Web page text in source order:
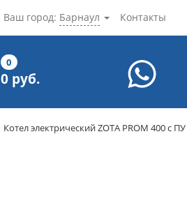
Контакты
Ваш город: Барнаул
0
0 руб.
Котел электрический ZOTA PROM 400 с ПУ